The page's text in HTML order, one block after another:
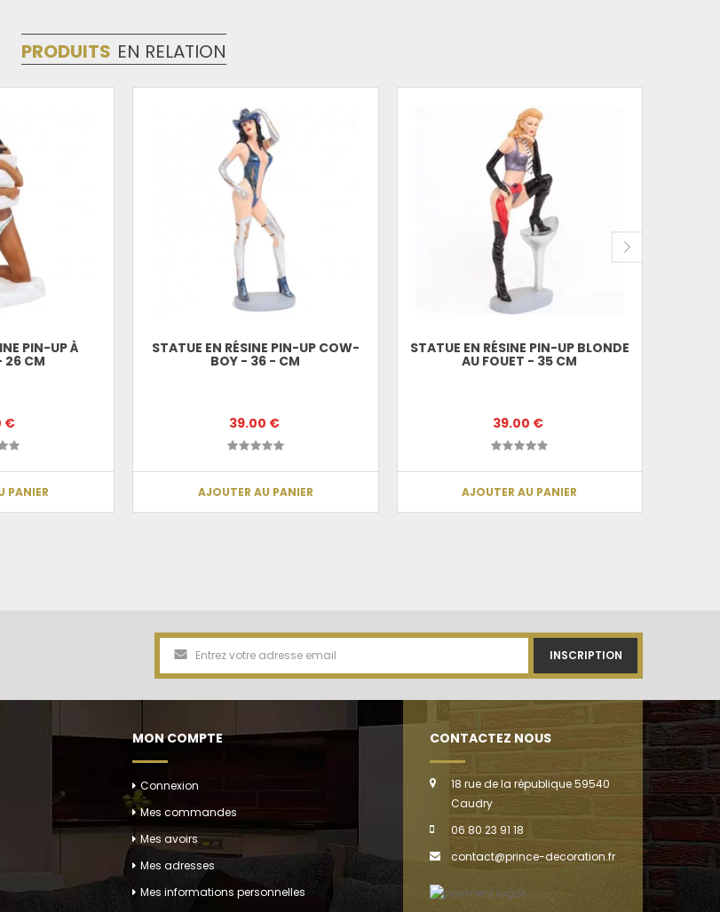
PRODUITS EN RELATION
PIN-UP À
26 CM
€
PANIER
STATUE EN RÉSINE PIN-UP COW-
BOY - 36 - CM
39.00 €
AJOUTER AU PANIER
STATUE EN RÉSINE PIN-UP BLONDE
AU FOUET - 35 CM
39.00 €
AJOUTER AU PANIER
INSCRIPTION
MON COMPTE
Connexion
Mes commandes
Mes avoirs
Mes adresses
Mes informations personnelles
CONTACTEZ NOUS
18 rue de la république 59540
Caudry
06 80 23 91 18
contact@prince-decoration.fr